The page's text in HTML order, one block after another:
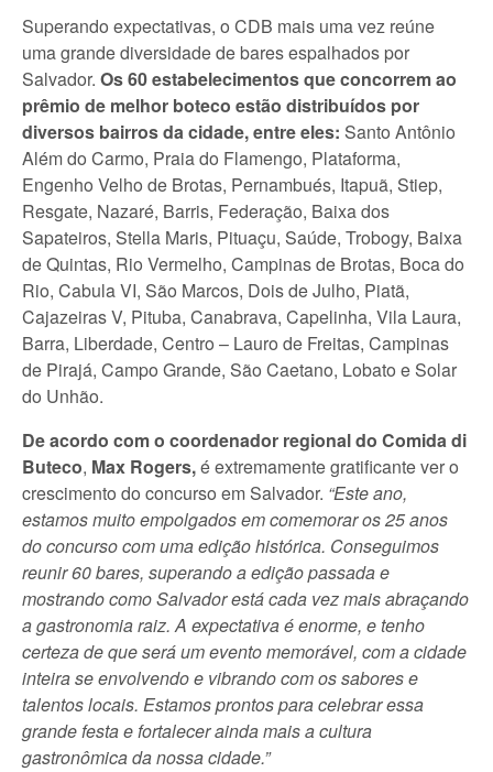
Superando expectativas, o CDB mais uma vez reúne
uma grande diversidade de bares espalhados por
Salvador. Os 60 estabelecimentos que concorrem ao
prêmio de melhor boteco estão distribuídos por
diversos bairros da cidade, entre eles: Santo Antônio
Além do Carmo, Praia do Flamengo, Plataforma,
Engenho Velho de Brotas, Pernambués, Itapuã, Stiep,
Resgate, Nazaré, Barris, Federação, Baixa dos
Sapateiros, Stella Maris, Pituaçu, Saúde, Trobogy, Baixa
de Quintas, Rio Vermelho, Campinas de Brotas, Boca do
Rio, Cabula VI, São Marcos, Dois de Julho, Piatã,
Cajazeiras V, Pituba, Canabrava, Capelinha, Vila Laura,
Barra, Liberdade, Centro – Lauro de Freitas, Campinas
de Pirajá, Campo Grande, São Caetano, Lobato e Solar
do Unhão.
De acordo com o coordenador regional do Comida di
Buteco, Max Rogers,é extremamente gratificante ver o
crescimento do concurso em Salvador. “Este ano,
estamos muito empolgados em comemorar os 25 anos
do concurso com uma edição histórica. Conseguimos
reunir 60 bares, superando a edição passada e
mostrando como Salvador está cada vez mais abraçando
a gastronomia raiz. A expectativa é enorme, e tenho
certeza de que será um evento memorável, com a cidade
inteira se envolvendo e vibrando com os sabores e
talentos locais. Estamos prontos para celebrar essa
grande festa e fortalecer ainda mais a cultura
gastronômica da nossa cidade.”